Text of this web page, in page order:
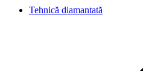
Tehnică diamantată